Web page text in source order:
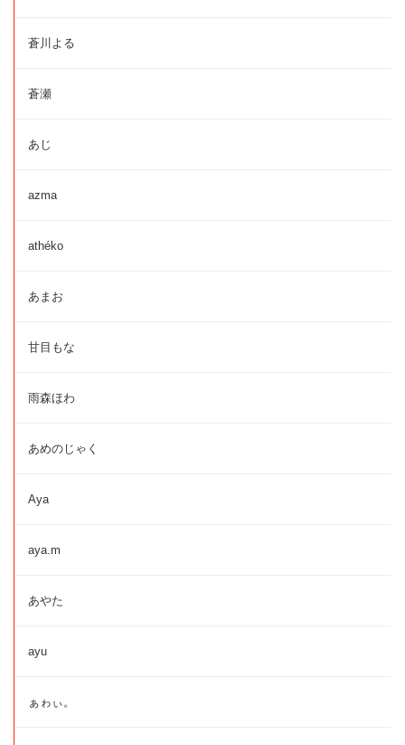
蒼川よる
蒼瀬
あじ
azma
athéko
あまお
甘目もな
雨森ほわ
あめのじゃく
Aya
aya.m
あやた
ayu
ぁゎぃ。